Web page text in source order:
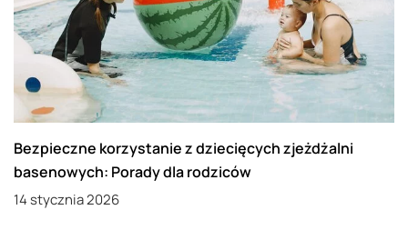
Bezpieczne korzystanie z dziecięcych zjeżdżalni
basenowych: Porady dla rodziców
14 stycznia 2026